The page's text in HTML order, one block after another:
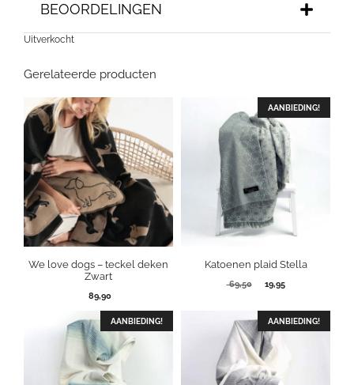
BEOORDELINGEN
Uitverkocht
Gerelateerde producten
We love dogs – teckel deken
Zwart
89,90
AANBIEDING!
Katoenen plaid Stella
69,50
Oorspronkelijke
was:
69,50.
19,95Huidige
is:
19,95.
AANBIEDING! AANBIEDING!